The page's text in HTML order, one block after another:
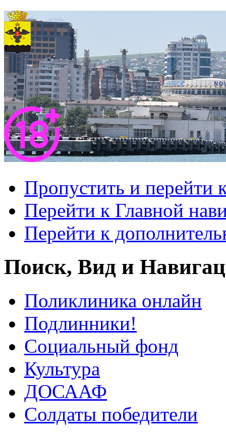
Пропустить и перейти
Перейти к Главной
Перейти к
Поиск, Вид и
Поликлиника онлайн
Подлинники!
Социальный фонд
Культура
ДОСААФ
Солдаты победители